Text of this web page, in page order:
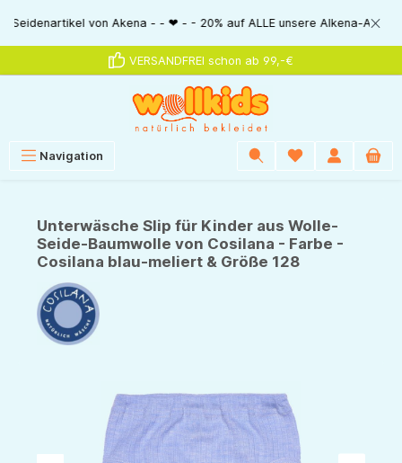
springenvon Akena - - ❤ - - 20% auf ALLE unsere Alkena-Artikel - -
VERSANDFREI schon ab 99,-€
Navigation
Unterwäsche Slip für Kinder aus Wolle-
Seide-Baumwolle von Cosilana - Farbe -
Cosilana blau-meliert & Größe 128